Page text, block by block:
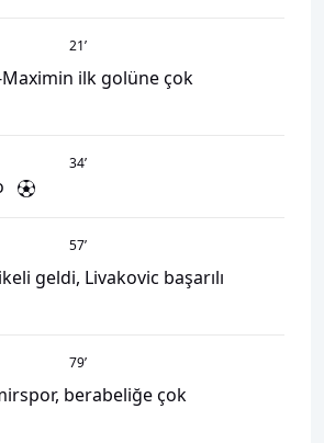
21’
ilk golüne çok
34’
57’
geldi, Livakovic başarılı
79’
berabeliğe çok